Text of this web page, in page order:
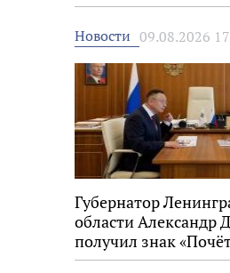
Новости 09.08.2026
Губернатор
области Александр
получил знак
строитель России»